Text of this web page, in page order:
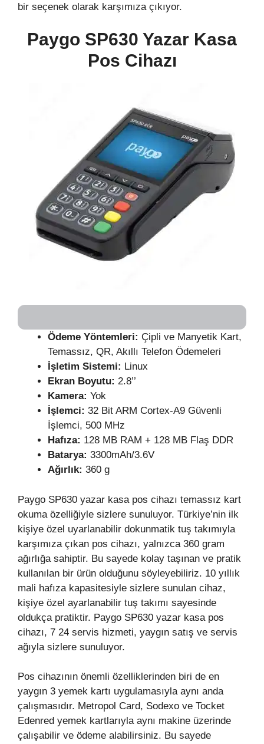
bir seçenek olarak karşımıza çıkıyor.
Paygo SP630 Yazar Kasa
Pos Cihazı
Ödeme Yöntemleri: Çipli ve Manyetik Kart,
Temassız, QR, Akıllı Telefon Ödemeleri
İşletim Sistemi: Linux
Ekran Boyutu: 2.8’’
Kamera: Yok
İşlemci: 32 Bit ARM Cortex-A9 Güvenli
İşlemci, 500 MHz
Hafıza: 128 MB RAM + 128 MB Flaş DDR
Batarya: 3300mAh/3.6V
Ağırlık: 360 g
Paygo SP630 yazar kasa pos cihazı temassız kart
okuma özelliğiyle sizlere sunuluyor. Türkiye’nin ilk
kişiye özel uyarlanabilir dokunmatik tuş takımıyla
karşımıza çıkan pos cihazı, yalnızca 360 gram
ağırlığa sahiptir. Bu sayede kolay taşınan ve pratik
kullanılan bir ürün olduğunu söyleyebiliriz. 10 yıllık
mali hafıza kapasitesiyle sizlere sunulan cihaz,
kişiye özel ayarlanabilir tuş takımı sayesinde
oldukça pratiktir. Paygo SP630 yazar kasa pos
cihazı, 7 24 servis hizmeti, yaygın satış ve servis
ağıyla sizlere sunuluyor.
Pos cihazının önemli özelliklerinden biri de en
yaygın 3 yemek kartı uygulamasıyla aynı anda
çalışmasıdır. Metropol Card, Sodexo ve Tocket
Edenred yemek kartlarıyla aynı makine üzerinde
çalışabilir ve ödeme alabilirsiniz. Bu sayede